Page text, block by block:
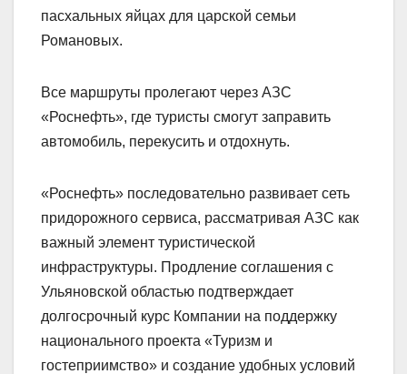
пасхальных яйцах для царской семьи
Романовых.
Все маршруты пролегают через АЗС
«Роснефть», где туристы смогут заправить
автомобиль, перекусить и отдохнуть.
«Роснефть» последовательно развивает сеть
придорожного сервиса, рассматривая АЗС как
важный элемент туристической
инфраструктуры. Продление соглашения с
Ульяновской областью подтверждает
долгосрочный курс Компании на поддержку
национального проекта «Туризм и
гостеприимство» и создание удобных условий